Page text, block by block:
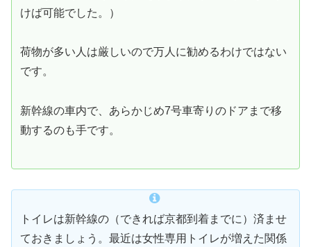
けば可能でした。）
荷物が多い人は厳しいので万人に勧めるわけではない
です。
新幹線の車内で、あらかじめ7号車寄りのドアまで移
動するのも手です。
トイレは新幹線の（できれば京都到着までに）済ませ
ておきましょう。最近は女性専用トイレが増えた関係